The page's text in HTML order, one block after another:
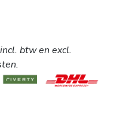
btw en excl.